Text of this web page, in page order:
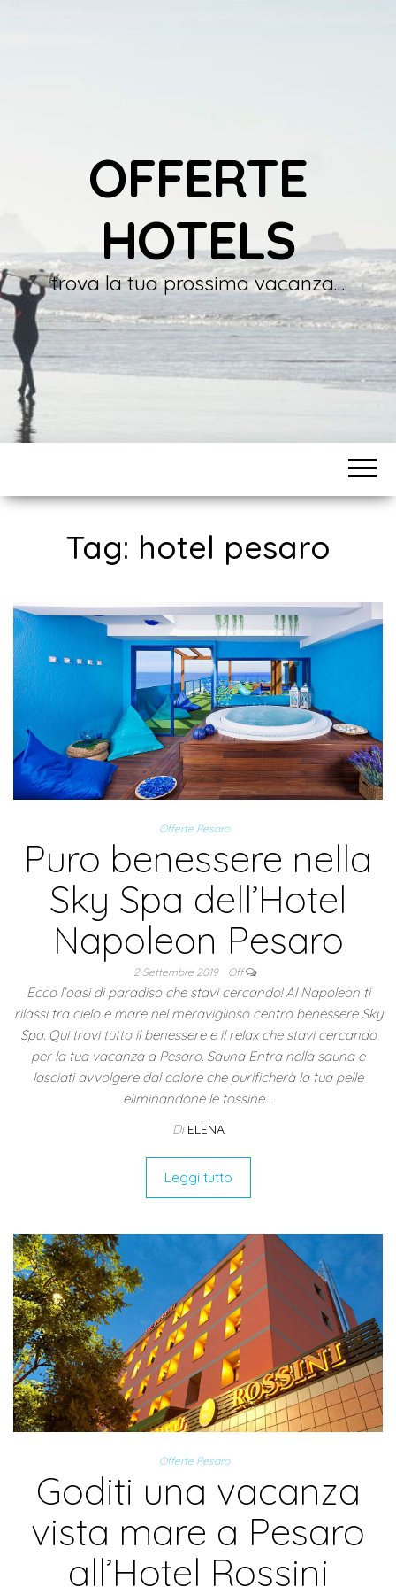
OFFERTE
HOTELS
trova la tua prossima vacanza…
Tag: hotel pesaro
Offerte Pesaro
Puro benessere nella
Sky Spa dell’Hotel
Napoleon Pesaro
2 Settembre 2019 Off
Ecco l’oasi di paradiso che stavi cercando! Al Napoleon ti
rilassi tra cielo e mare nel meraviglioso centro benessere Sky
Spa. Qui trovi tutto il benessere e il relax che stavi cercando
per la tua vacanza a Pesaro. Sauna Entra nella sauna e
lasciati avvolgere dal calore che purificherà la tua pelle
eliminandone le tossine.…
Di ELENA
Leggi tutto
Offerte Pesaro
Goditi una vacanza
vista mare a Pesaro
all’Hotel Rossini